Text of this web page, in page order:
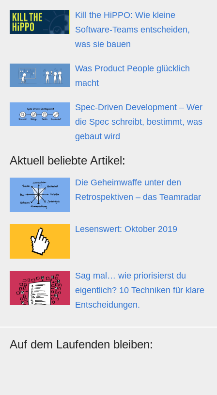
Kill the HiPPO: Wie kleine
Software-Teams entscheiden,
was sie bauen
Was Product People glücklich
macht
Spec-Driven Development – Wer
die Spec schreibt, bestimmt, was
gebaut wird
Aktuell beliebte Artikel:
Die Geheimwaffe unter den
Retrospektiven – das Teamradar
Lesenswert: Oktober 2019
Sag mal… wie priorisierst du
eigentlich? 10 Techniken für klare
Entscheidungen.
Auf dem Laufenden bleiben: